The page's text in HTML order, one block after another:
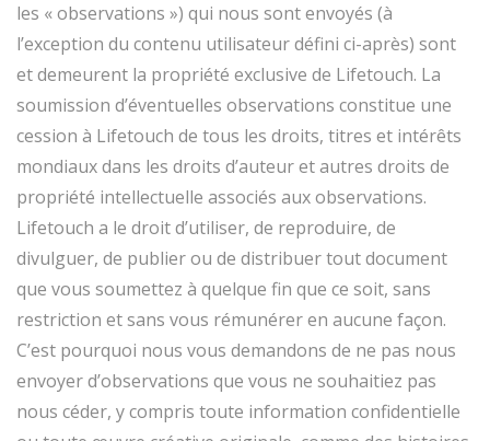
les « observations ») qui nous sont envoyés (à
l’exception du contenu utilisateur défini ci-après) sont
et demeurent la propriété exclusive de Lifetouch. La
soumission d’éventuelles observations constitue une
cession à Lifetouch de tous les droits, titres et intérêts
mondiaux dans les droits d’auteur et autres droits de
propriété intellectuelle associés aux observations.
Lifetouch a le droit d’utiliser, de reproduire, de
divulguer, de publier ou de distribuer tout document
que vous soumettez à quelque fin que ce soit, sans
restriction et sans vous rémunérer en aucune façon.
C’est pourquoi nous vous demandons de ne pas nous
envoyer d’observations que vous ne souhaitiez pas
nous céder, y compris toute information confidentielle